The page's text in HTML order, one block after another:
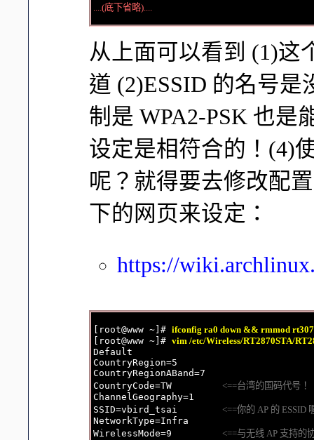
....(底下省略)....
从上面可以看到 (1)这
道 (2)ESSID 的名号
制是 WPA2-PSK 也是
设定是相符合的！(4)
呢？就得要去修改配
下的网页来设定：
https://
[root@www ~]# ifconfig ra0 down && rmmod
[root@www ~]# vim /etc/Wireless/RT2870STA/
Default
CountryRegion=5
CountryRegionABand=7
CountryCode=TW <==台湾的国码代号！
ChannelGeography=1
SSID=vbird_tsai <==你的 AP 的 ESSID
NetworkType=Infra
WirelessMode=9 <==与无线 AP 支持的